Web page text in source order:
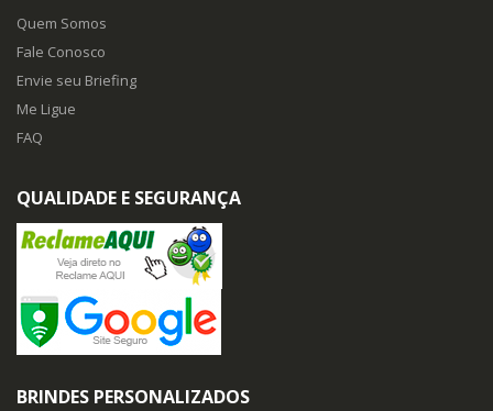
Quem Somos
Fale Conosco
Envie seu Briefing
Me Ligue
FAQ
QUALIDADE E SEGURANÇA
BRINDES PERSONALIZADOS